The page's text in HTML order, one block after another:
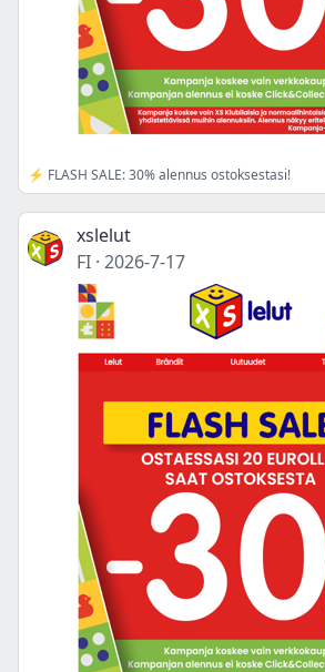
⚡ FLASH SALE: 30% alennus ostoksestasi!
xslelut
FI · 2026-7-17